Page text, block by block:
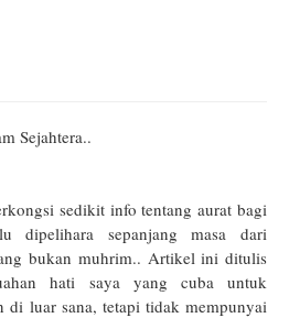
Sejahtera..
sedikit info tentang aurat bagi
dipelihara sepanjang masa dari
bukan muhrim.. Artikel ini ditulis
hati saya yang cuba untuk
di luar sana, tetapi tidak mempunyai